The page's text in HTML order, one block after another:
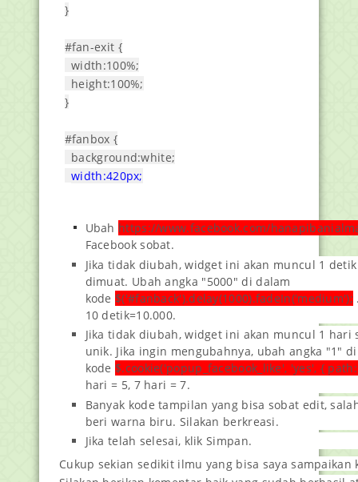
}
#fan-exit {
width:100%;
height:100%;
}
#fanbox {
background:white;
width:420px;
top:58%;
left:63%;
margin:-220px 0 0 -375px;
-webkit-box-shadow: inset 0 0 50px 0 #939393;
-moz-box-shadow: inset 0 0 50px 0 #939393;
box-shadow: inset 0 0 50px 0 #939393;
-webkit-border-radius: 5px;
-moz-border-radius: 5px;
border-radius: 5px;
margin: -220px 0 0 -375px;
#fanclose {
float:right;
Ubah https://www.facebook.com/
Facebook sobat.
Jika tidak diubah, widget ini akan muncul 1
dimuat. Ubah angka "5000" di dalam
kode $('#fanback').delay(1000).fadeIn('medium');
10 detik=10.000.
Jika tidak diubah, widget ini akan muncul 1
unik. Jika ingin mengubahnya, ubah angka "1"
kode $.cookie('popup_facebook_like', 'yes', {
hari = 5, 7 hari = 7.
Banyak kode tampilan yang bisa sobat edit,
beri warna biru. Silakan berkreasi.
Jika telah selesai, klik Simpan.
Cukup sekian sedikit ilmu yang bisa saya